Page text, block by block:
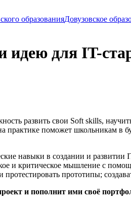
образованияДовузовское
идею для IT-
развить свои Soft skills,
практике поможет школьникам в
навыки в создании и развитии
и критическое мышление с
протестировать прототипы;
и пополнит ими своё